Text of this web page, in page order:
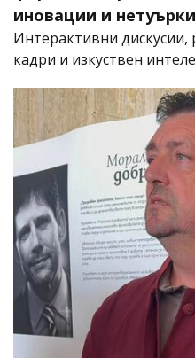
иновации и
Интерактивни дискусии,
кадри и изкуствен